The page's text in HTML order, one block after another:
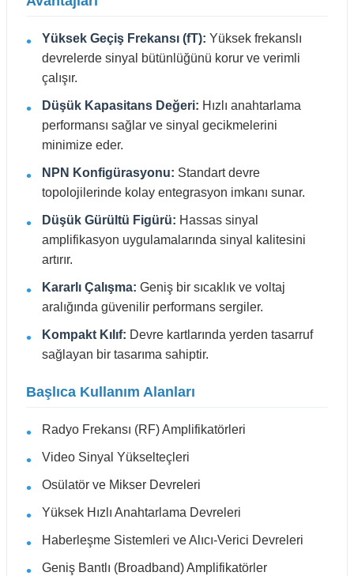
Yüksek Geçiş Frekansı (fT): Yüksek frekanslı
devrelerde sinyal bütünlüğünü korur ve verimli
çalışır.
Düşük Kapasitans Değeri: Hızlı anahtarlama
performansı sağlar ve sinyal gecikmelerini
minimize eder.
NPN Konfigürasyonu: Standart devre
topolojilerinde kolay entegrasyon imkanı sunar.
Düşük Gürültü Figürü: Hassas sinyal
amplifikasyon uygulamalarında sinyal kalitesini
artırır.
Kararlı Çalışma: Geniş bir sıcaklık ve voltaj
aralığında güvenilir performans sergiler.
Kompakt Kılıf: Devre kartlarında yerden tasarruf
sağlayan bir tasarıma sahiptir.
Başlıca Kullanım Alanları
Radyo Frekansı (RF) Amplifikatörleri
Video Sinyal Yükselteçleri
Osülatör ve Mikser Devreleri
Yüksek Hızlı Anahtarlama Devreleri
Haberleşme Sistemleri ve Alıcı-Verici Devreleri
Geniş Bantlı (Broadband) Amplifikatörler